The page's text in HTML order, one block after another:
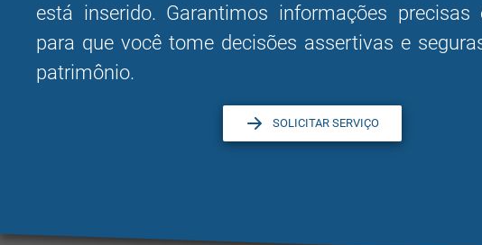
está inserido. Garantimos informações precisas
para que você tome decisões assertivas e
patrimônio.
SOLICITAR SERVIÇO